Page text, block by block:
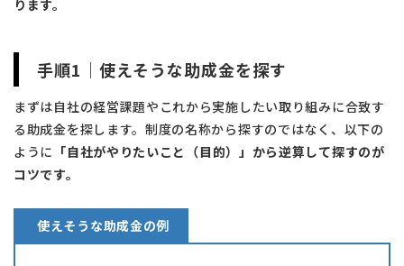
ります。
手順1｜使えそうな助成金を探す
まずは自社の経営課題やこれから実施したい取り組みに合致す
る助成金を探します。制度の名称から探すのではなく、以下の
ように 「自社がやりたいこと（目的）」から逆算して探すのが
コツです。
使えそうな助成金の例